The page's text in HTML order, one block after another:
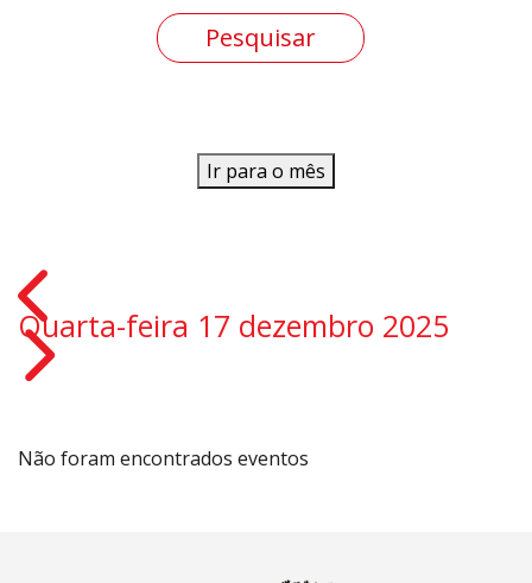
Ir para o mês
Quarta-feira 17 dezembro 2025
Não foram encontrados eventos